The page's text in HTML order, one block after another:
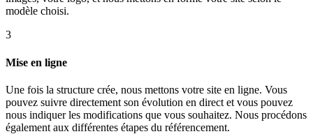
modèle choisi.
3
Mise en ligne
Une fois la structure crée, nous mettons votre site en ligne. Vous
pouvez suivre directement son évolution en direct et vous pouvez
nous indiquer les modifications que vous souhaitez. Nous procédons
également aux différentes étapes du référencement.